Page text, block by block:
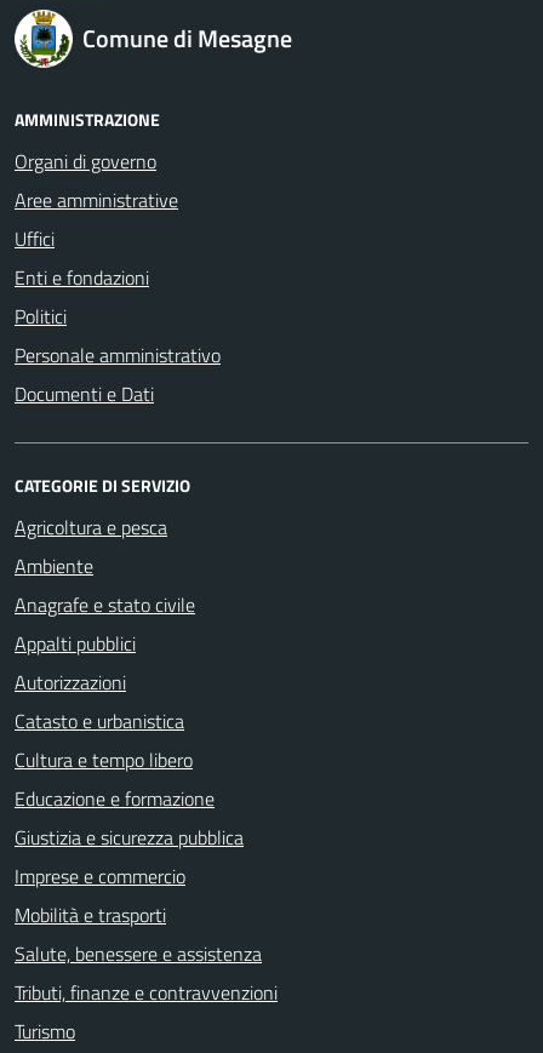
Comune di Mesagne
AMMINISTRAZIONE
Organi di governo
Aree amministrative
Uffici
Enti e fondazioni
Politici
Personale amministrativo
Documenti e Dati
CATEGORIE DI SERVIZIO
Agricoltura e pesca
Ambiente
Anagrafe e stato civile
Appalti pubblici
Autorizzazioni
Catasto e urbanistica
Cultura e tempo libero
Educazione e formazione
Giustizia e sicurezza pubblica
Imprese e commercio
Mobilità e trasporti
Salute, benessere e assistenza
Tributi, finanze e contravvenzioni
Turismo